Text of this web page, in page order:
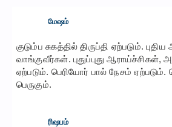
மேஷம்
குடும்ப சுகத்தில் திருப்தி ஏற்படும்.
வாங்குவீர்கள். புதுப்புது ஆராய்ச்சிகள்,
ஏற்படும். பெரியோர் பால் நேசம்
பெருகும்.
ரிஷபம்